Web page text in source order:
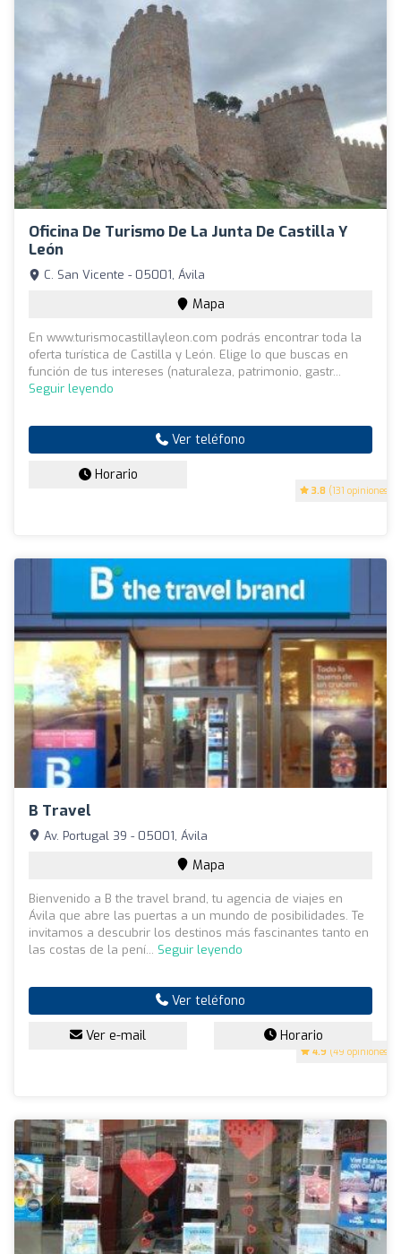
Oficina De Turismo De La Junta De Castilla Y
León
3.8 (131 opiniones)
C. San Vicente - 05001, Ávila
Mapa
En www.turismocastillayleon.com podrás encontrar toda la
oferta turística de Castilla y León. Elige lo que buscas en
función de tus intereses (naturaleza, patrimonio, gastr...
Seguir leyendo
Ver teléfono
Horario
B Travel
4.9 (49 opiniones)
Av. Portugal 39 - 05001, Ávila
Mapa
Bienvenido a B the travel brand, tu agencia de viajes en
Ávila que abre las puertas a un mundo de posibilidades. Te
invitamos a descubrir los destinos más fascinantes tanto en
las costas de la pení... Seguir leyendo
Ver teléfono
Ver e-mail Horario